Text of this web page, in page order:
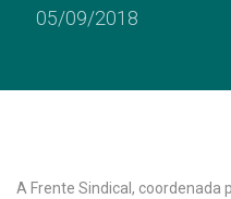
05/09/2018
A Frente Sindical, coordenada